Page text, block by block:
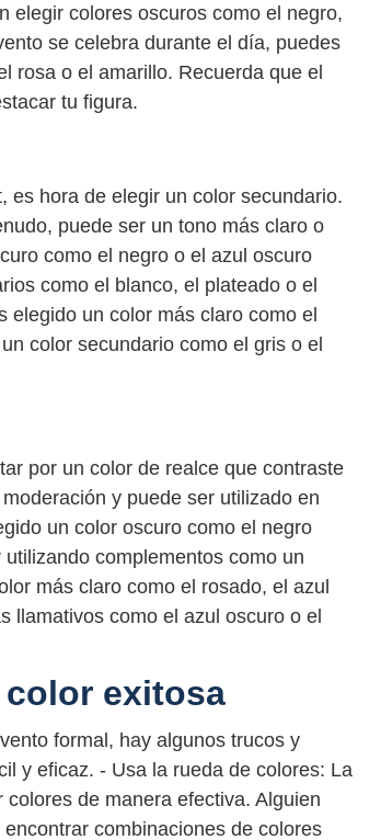
elegir colores oscuros como el negro,
se celebra durante el día, puedes
rosa o el amarillo. Recuerda que el
tu figura.
es hora de elegir un color secundario.
puede ser un tono más claro o
como el negro o el azul oscuro
como el blanco, el plateado o el
elegido un color más claro como el
color secundario como el gris o el
por un color de realce que contraste
y puede ser utilizado en
un color oscuro como el negro
complementos como un
más claro como el rosado, el azul
llamativos como el azul oscuro o el
exitosa
formal, hay algunos trucos y
y eficaz. - Usa la rueda de colores: La
de manera efectiva. Alguien
combinaciones de colores